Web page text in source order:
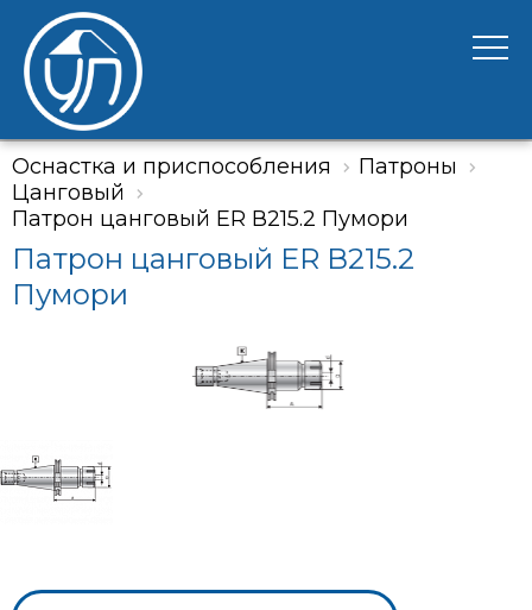
Оснастка и приспособления
Патроны
Цанговый
Патрон цанговый ER В215.2 Пумори
Патрон цанговый ER В215.2
Пумори